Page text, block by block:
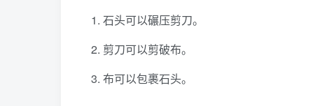
石头可以碾压剪刀。
剪刀可以剪破布。
布可以包裹石头。